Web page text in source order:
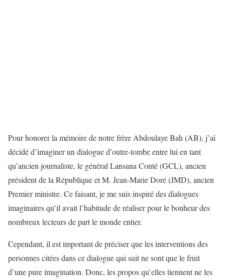
Pour honorer la mémoire de notre frère Abdoulaye Bah (AB), j’ai
décidé d’imaginer un dialogue d’outre-tombe entre lui en tant
qu’ancien journaliste, le général Lansana Conté (GCL), ancien
président de la République et M. Jean-Marie Doré (JMD), ancien
Premier ministre. Ce faisant, je me suis inspiré des dialogues
imaginaires qu’il avait l’habitude de réaliser pour le bonheur des
nombreux lecteurs de part le monde entier.
Cependant, il est important de préciser que les interventions des
personnes citées dans ce dialogue qui suit ne sont que le fruit
d’une pure imagination. Donc, les propos qu’elles tiennent ne les